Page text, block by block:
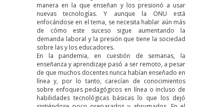
manera en la que enseñan y los presionó a usar
nuevas tecnologías. Y aunque la ONU está
enfocándose en el tema, se necesita hablar aún más
de cómo este suceso sigue aumentando la
demanda laboral y la presión que tiene la sociedad
sobre las y los educadores.
En la pandemia, en cuestión de semanas, la
enseñanza y aprendizaje pasó a ser remoto, a pesar
de que muchos docentes nunca habían enseñado en
línea y, por lo tanto, carecían de conocimientos
sobre enfoques pedagógicos en línea o incluso de
habilidades tecnológicas básicas lo que los dejó